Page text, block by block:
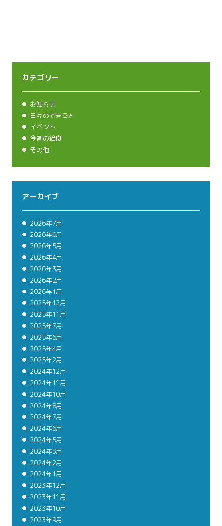
カテゴリー
お知らせ
日々のできごと
イベント
今週の給食
その他
アーカイブ
2026年7月
2026年6月
2026年5月
2026年4月
2026年3月
2026年2月
2026年1月
2025年12月
2025年11月
2025年7月
2025年6月
2025年4月
2025年2月
2024年12月
2024年11月
2024年10月
2024年8月
2024年7月
2024年6月
2024年5月
2024年3月
2024年2月
2024年1月
2023年12月
2023年11月
2023年10月
2023年9月